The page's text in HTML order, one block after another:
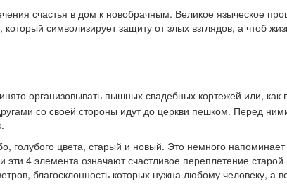
счастья в дом к новобрачным. Великое языческое
символизирует защиту от злых взглядов, а чтоб
организовывать пышных свадебных кортежей или, как
со своей стороны идут до церкви пешком. Перед
голубого цвета, старый и новый. Это немного
4 элемента означают счастливое переплетение
благосклонность которых нужна любому человеку, а